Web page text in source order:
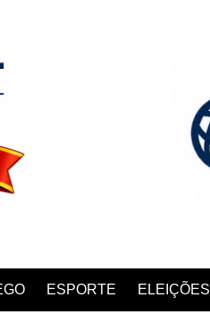
ESPORTE ELEIÇÕES